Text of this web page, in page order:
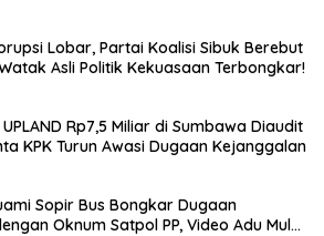
Lobar, Partai Koalisi Sibuk Berebut
Asli Politik Kekuasaan Terbongkar!
Rp7,5 Miliar di Sumbawa Diaudit
KPK Turun Awasi Dugaan Kejanggalan
Sopir Bus Bongkar Dugaan
Oknum Satpol PP, Video Adu Mulut